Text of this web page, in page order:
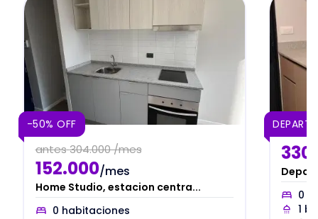
-50% OFF
antes304.000 /mes
152.000/mes
Home Studio, estacion centra...
0 habitaciones
0
1